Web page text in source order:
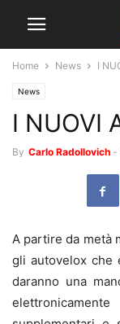
Home News I
News
I NUOVI
By Carlo Radollovich -
A partire da metà
gli autovelox che
daranno una